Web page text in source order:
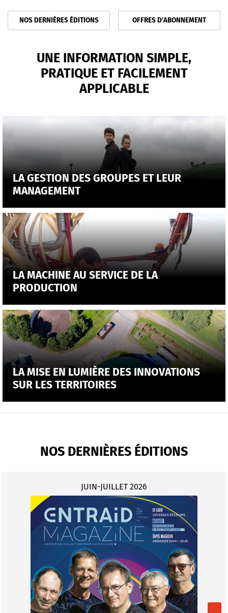
NOS DERNIÈRES ÉDITIONS OFFRES D'ABONNEMENT
UNE INFORMATION SIMPLE,
PRATIQUE ET FACILEMENT
APPLICABLE
LA GESTION DES GROUPES ET LEUR
MANAGEMENT
LA MACHINE AU SERVICE DE LA
PRODUCTION
LA MISE EN LUMIÈRE DES INNOVATIONS
SUR LES TERRITOIRES
NOS DERNIÈRES ÉDITIONS
JUIN-JUILLET 2026